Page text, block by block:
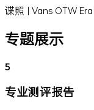
谍照 | Vans OTW
专题展示
5
专业测评报告